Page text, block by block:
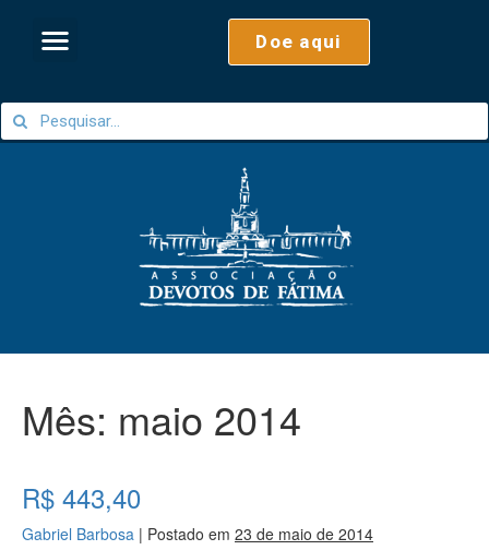
Doe aqui
Mês: maio 2014
R$ 443,40
Gabriel Barbosa | Postado em 23 de maio de 2014